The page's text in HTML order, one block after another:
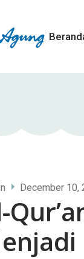
December 10,